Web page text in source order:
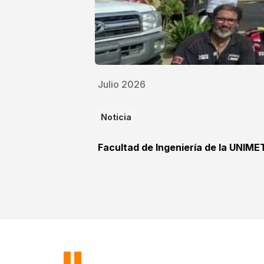
Julio 2026
Noticia
Facultad de Ingeniería de la